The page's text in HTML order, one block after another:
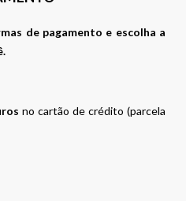
de pagamento e escolha a
no cartão de crédito (parcela